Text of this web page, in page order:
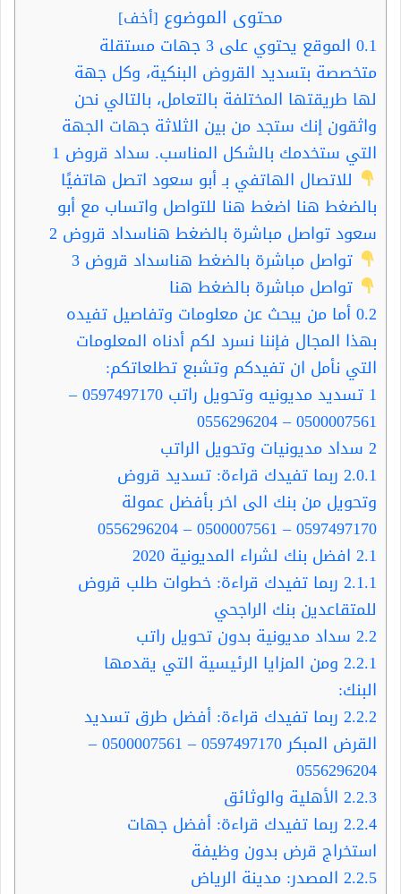
محتوى الموضوع [أخف]
0.1
الموقع يحتوي على 3 جهات مستقلة
متخصصة بتسديد القروض البنكية، وكل جهة
لها طريقتها المختلفة بالتعامل، بالتالي نحن
واثقون إنك ستجد من بين الثلاثة جهات الجهة
التي ستخدمك بالشكل المناسب. سداد قروض 1
للاتصال الهاتفي بـ أبو سعود اتصل هاتفيًا
بالضغط هنا اضغط هنا للتواصل واتساب مع أبو
سعود تواصل مباشرة بالضغط هناسداد قروض 2
تواصل مباشرة بالضغط هناسداد قروض 3
تواصل مباشرة بالضغط هنا
0.2أما من يبحث عن معلومات وتفاصيل تفيده
بهذا المجال فإننا نسرد لكم أدناه المعلومات
التي نأمل ان تفيدكم وتشبع تطلعاتكم:
1
تسديد مديونيه وتحويل راتب 0597497170 –
0500007561 – 0556296204
2 سداد مديونيات وتحويل الراتب
2.0.1 ربما تفيدك قراءة: تسديد قروض
وتحويل من بنك الى اخر بأفضل عمولة
0597497170 – 0500007561 – 0556296204
2.1 افضل بنك لشراء المديونية 2020
2.1.1 ربما تفيدك قراءة: خطوات طلب قروض
للمتقاعدين بنك الراجحي
2.2 سداد مديونية بدون تحويل راتب
2.2.1 ومن المزايا الرئيسية التي يقدمها
البنك:
2.2.2 ربما تفيدك قراءة: أفضل طرق تسديد
القرض المبكر 0597497170 – 0500007561 –
0556296204
2.2.3 الأهلية والوثائق
2.2.4 ربما تفيدك قراءة: أفضل جهات
استخراج قرض بدون وظيفة
2.2.5 المصدر: مدينة الرياض